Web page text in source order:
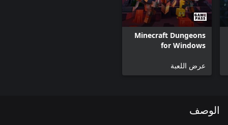
Minecraft Dungeons
for Windows
عرض اللعبة
الوصف